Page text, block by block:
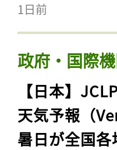
1日前
政府・国際
【日本】
天気予報（
暑日が全国各